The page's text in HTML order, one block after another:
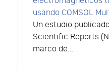
usando COMSOL
Un estudio
Scientific Reports
marco de...